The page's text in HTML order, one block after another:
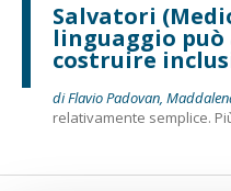
Salvatori
linguaggio
costruire
di Flavio Padovan,
relativamente semplice.